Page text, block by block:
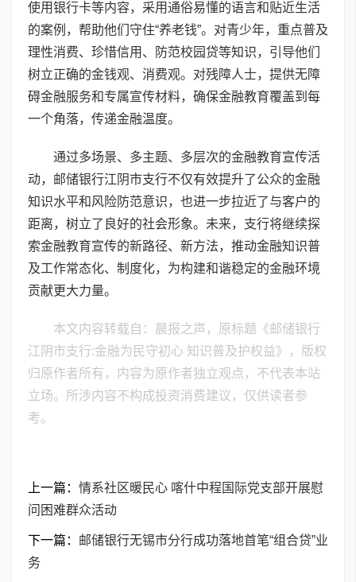
使用银行卡等内容，采用通俗易懂的语言和贴近生活
的案例，帮助他们守住“养老钱”。对青少年，重点普及
理性消费、珍惜信用、防范校园贷等知识，引导他们
树立正确的金钱观、消费观。对残障人士，提供无障
碍金融服务和专属宣传材料，确保金融教育覆盖到每
一个角落，传递金融温度。
通过多场景、多主题、多层次的金融教育宣传活
动，邮储银行江阴市支行不仅有效提升了公众的金融
知识水平和风险防范意识，也进一步拉近了与客户的
距离，树立了良好的社会形象。未来，支行将继续探
索金融教育宣传的新路径、新方法，推动金融知识普
及工作常态化、制度化，为构建和谐稳定的金融环境
贡献更大力量。
本文内容转载自：晨报之声，原标题《邮储银行
江阴市支行:金融为民守初心 知识普及护权益》，版权
归原作者所有，内容为原作者独立观点，不代表本站
立场。所涉内容不构成投资消费建议，仅供读者参
考。
上一篇： 情系社区暖民心 喀什中程国际党支部开展慰
问困难群众活动
下一篇： 邮储银行无锡市分行成功落地首笔“组合贷”业
务